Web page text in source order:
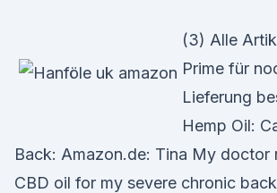
(3) Alle
Prime für
Lieferung
Hemp Oil:
Back: Amazon.de: Tina My doctor
CBD oil for my severe chronic